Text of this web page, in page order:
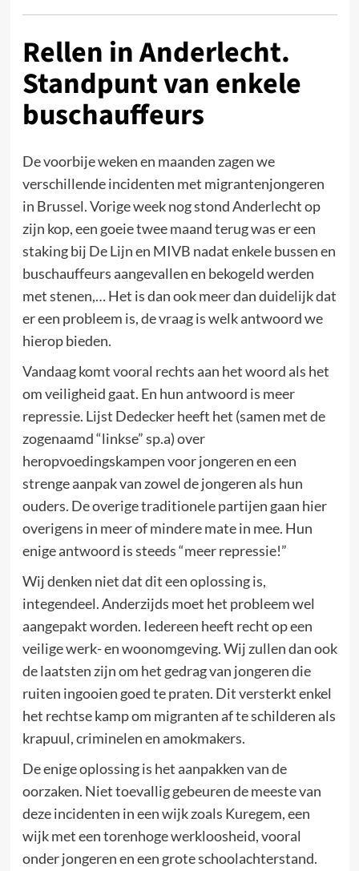
Rellen in Anderlecht.
Standpunt van enkele
buschauffeurs
De voorbije weken en maanden zagen we
verschillende incidenten met migrantenjongeren
in Brussel. Vorige week nog stond Anderlecht op
zijn kop, een goeie twee maand terug was er een
staking bij De Lijn en MIVB nadat enkele bussen en
buschauffeurs aangevallen en bekogeld werden
met stenen,… Het is dan ook meer dan duidelijk dat
er een probleem is, de vraag is welk antwoord we
hierop bieden.
Vandaag komt vooral rechts aan het woord als het
om veiligheid gaat. En hun antwoord is meer
repressie. Lijst Dedecker heeft het (samen met de
zogenaamd “linkse” sp.a) over
heropvoedingskampen voor jongeren en een
strenge aanpak van zowel de jongeren als hun
ouders. De overige traditionele partijen gaan hier
overigens in meer of mindere mate in mee. Hun
enige antwoord is steeds “meer repressie!”
Wij denken niet dat dit een oplossing is,
integendeel. Anderzijds moet het probleem wel
aangepakt worden. Iedereen heeft recht op een
veilige werk- en woonomgeving. Wij zullen dan ook
de laatsten zijn om het gedrag van jongeren die
ruiten ingooien goed te praten. Dit versterkt enkel
het rechtse kamp om migranten af te schilderen als
krapuul, criminelen en amokmakers.
De enige oplossing is het aanpakken van de
oorzaken. Niet toevallig gebeuren de meeste van
deze incidenten in een wijk zoals Kuregem, een
wijk met een torenhoge werkloosheid, vooral
onder jongeren en een grote schoolachterstand.